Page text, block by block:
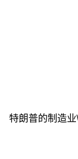
特朗普的制造